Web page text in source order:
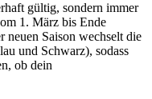
gültig, sondern immer
1. März bis Ende
neuen Saison wechselt die
und Schwarz), sodass
ob dein